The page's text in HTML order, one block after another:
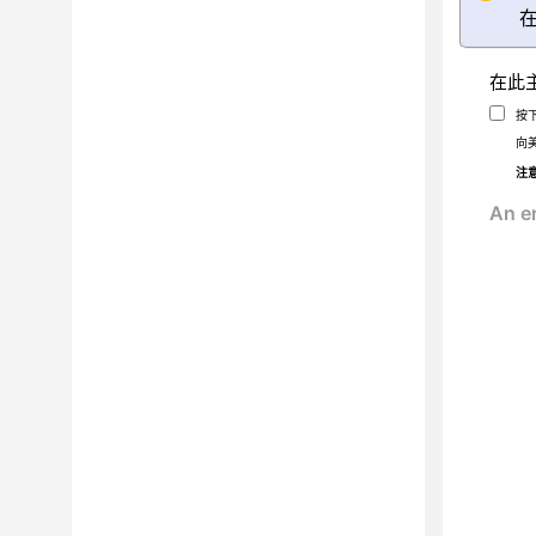
在此
按
向
注